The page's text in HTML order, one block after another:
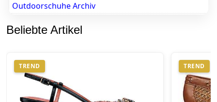
Outdoorschuhe Archiv
Beliebte Artikel
TREND TREND